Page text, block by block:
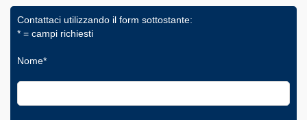
Contattaci utilizzando il form sottostante:
* = campi richiesti
Nome*